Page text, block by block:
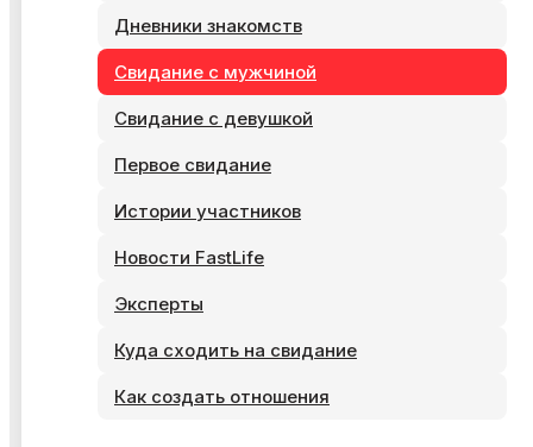
Дневники знакомств
Свидание с мужчиной
Свидание с девушкой
Первое свидание
Истории участников
Новости FastLife
Эксперты
Куда сходить на свидание
Как создать отношения